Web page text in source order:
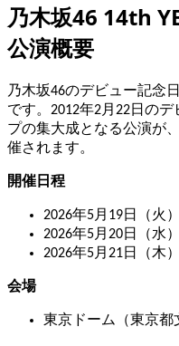
乃木坂46 14th
公演概要
乃木坂46のデビュー記念
です。2012年2月22日の
プの集大成となる公演が
催されます。
開催日程
2026年5月19日（火）
2026年5月20日（水）
2026年5月21日（木）
会場
東京ドーム（東京都